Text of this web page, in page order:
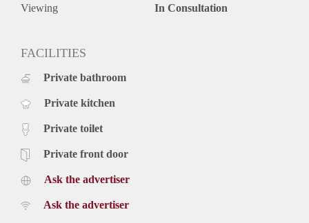
* Waarborgsom: één maand huur, inclusief servicekosten.
* Niet geschikt voor studenten en huurders onder de 25 jaar
Viewing In Consultation
FACILITIES
Private bathroom
Private kitchen
Private toilet
Private front door
Ask the advertiser
Ask the advertiser